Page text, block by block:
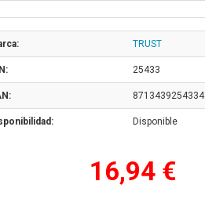
TRUST
25433
8713439254334
Disponible
16,94 €